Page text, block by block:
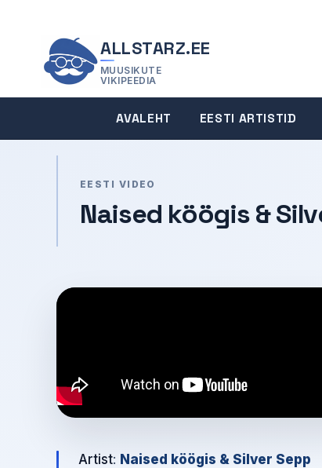
ALLSTARZ.EE
MUUSIKUTE
VIKIPEEDIA
AVALEHT EESTI ARTISTID
EESTI VIDEO
Naised köögis &
Artist: Naised köögis & Silver Sepp